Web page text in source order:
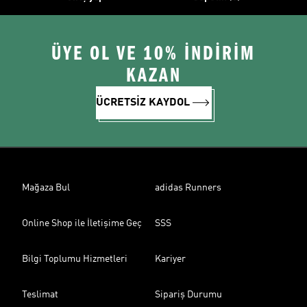
ÜYE OL VE 10% İNDİRİM
KAZAN
ÜCRETSİZ KAYDOL
Mağaza Bul adidas Runners
Online Shop ile İletişime Geç SSS
Bilgi Toplumu Hizmetleri Kariyer
Teslimat Sipariş Durumu